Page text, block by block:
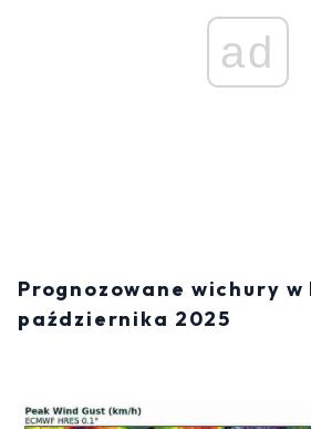
ad
Prognozowane wichury w
października 2025